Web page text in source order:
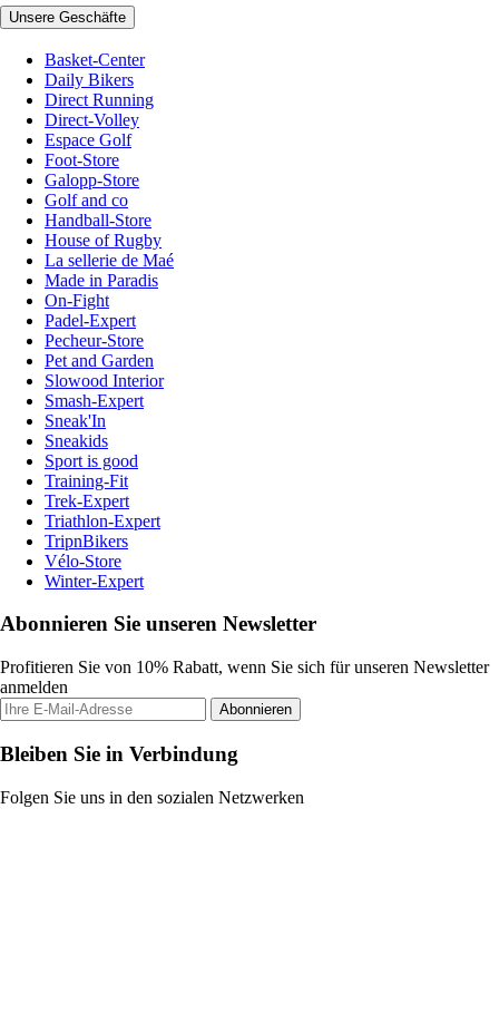
Unsere Geschäfte
Basket-Center
Daily Bikers
Direct Running
Direct-Volley
Espace Golf
Foot-Store
Galopp-Store
Golf and co
Handball-Store
House of Rugby
La sellerie de Maé
Made in Paradis
On-Fight
Padel-Expert
Pecheur-Store
Pet and Garden
Slowood Interior
Smash-Expert
Sneak'In
Sneakids
Sport is good
Training-Fit
Trek-Expert
Triathlon-Expert
TripnBikers
Vélo-Store
Winter-Expert
Abonnieren Sie unseren Newsletter
Profitieren Sie von 10% Rabatt, wenn Sie sich für unseren Newsletter
anmelden
Abonnieren
Bleiben Sie in Verbindung
Folgen Sie uns in den sozialen Netzwerken